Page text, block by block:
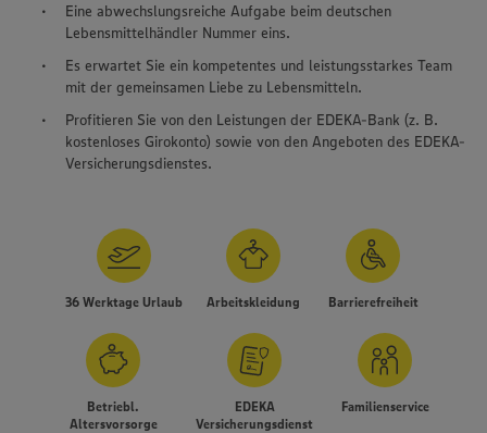
Eine abwechslungsreiche Aufgabe beim deutschen
Lebensmittelhändler Nummer eins.
Es erwartet Sie ein kompetentes und leistungsstarkes Team
mit der gemeinsamen Liebe zu Lebensmitteln.
Profitieren Sie von den Leistungen der EDEKA-Bank (z. B.
kostenloses Girokonto) sowie von den Angeboten des EDEKA-
Versicherungsdienstes.
36 Werktage Urlaub Arbeitskleidung Barrierefreiheit
Betriebl.
Altersvorsorge
EDEKA
Versicherungsdienst
Familienservice